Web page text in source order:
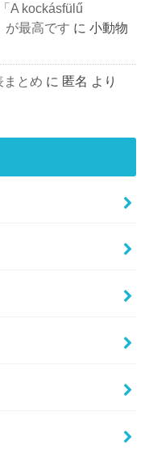
A kockásfülű
が最高です に小動物
まとめ に 匿名 より